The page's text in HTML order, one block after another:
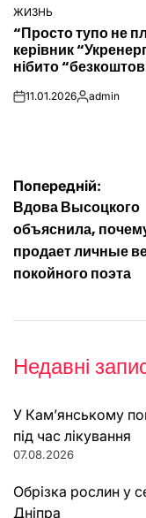
ОПУБЛІКУВАТИ
У
ЖИЗНЬ
“Просто тупо не
керівник
нібито
on11.01.2026Опубліковано
admin
Навігація
записів
Попередній:
Вдова Высоцкого
объяснила,
продает личные
покойного поэта
Недавні
У Кам’янському
під час лікування
07.08.2026
Обрізка рослин у
Дніпра